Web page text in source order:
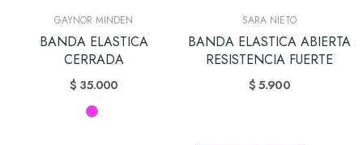
GAYNOR MINDEN
BANDA ELASTICA
CERRADA
$ 35.000
SARA NIETO
BANDA ELASTICA ABIERTA
RESISTENCIA FUERTE
$ 5.900